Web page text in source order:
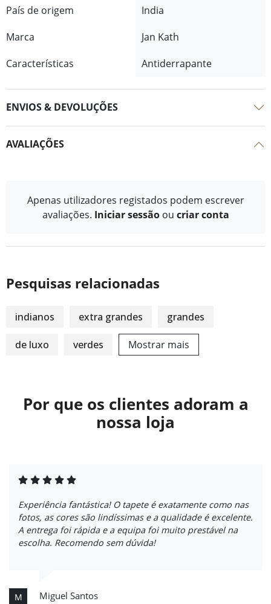
País de origem
India
Marca
Jan Kath
Características
Antiderrapante
ENVIOS & DEVOLUÇÕES
AVALIAÇÕES
Apenas utilizadores registados podem escrever
avaliações. Iniciar sessão ou criar conta
Pesquisas relacionadas
indianos extra grandes grandes
de luxo verdes Mostrar mais
Por que os clientes adoram a
nossa loja
Experiência fantástica! O tapete é exatamente como nas
fotos, as cores são lindíssimas e a qualidade é excelente.
A entrega foi rápida e a equipa foi muito prestável na
escolha. Recomendo sem dúvida!
M Miguel Santos